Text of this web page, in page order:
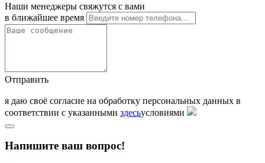
Наши менеджеры свяжутся с вами
в ближайшее время
Отправить
я даю своё согласие на обработку персональных данных в
соответствии с указанными здесьусловиями
Напишите ваш вопрос!